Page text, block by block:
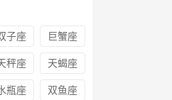
子座 巨蟹座
秤座 天蝎座
瓶座 双鱼座